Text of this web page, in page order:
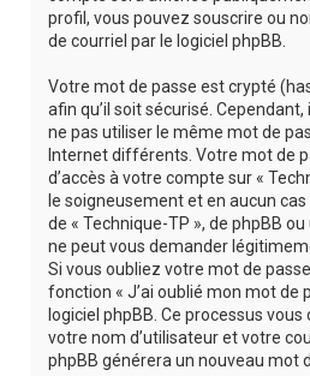
profil, vous pouvez souscrire ou
de courriel par le logiciel phpBB.
Votre mot de passe est crypté
afin qu’il soit sécurisé.
ne pas utiliser le même mot de
Internet différents. Votre mot de
d’accès à votre compte sur «
le soigneusement et en aucun
de « Technique-TP », de phpBB
ne peut vous demander
Si vous oubliez votre mot de
fonction « J’ai oublié mon mot de
logiciel phpBB. Ce processus
votre nom d’utilisateur et votre
phpBB générera un nouveau mot